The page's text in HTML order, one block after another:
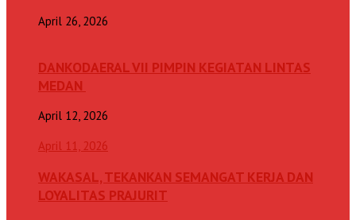
April 26, 2026
DANKODAERAL VII PIMPIN KEGIATAN LINTAS
MEDAN
April 12, 2026
April 11, 2026
WAKASAL, TEKANKAN SEMANGAT KERJA DAN
LOYALITAS PRAJURIT